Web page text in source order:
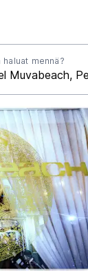
haluat mennä?